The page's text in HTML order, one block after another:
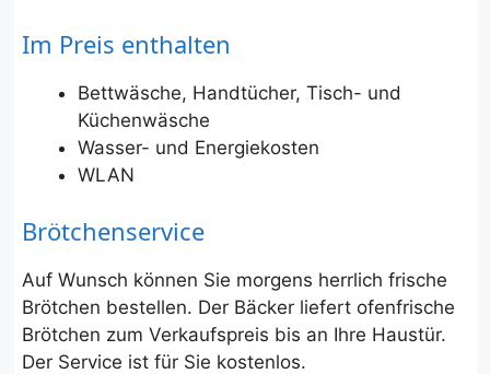
Im Preis enthalten
Bettwäsche, Handtücher, Tisch- und
Küchenwäsche
Wasser- und Energiekosten
WLAN
Brötchenservice
Auf Wunsch können Sie morgens herrlich frische
Brötchen bestellen. Der Bäcker liefert ofenfrische
Brötchen zum Verkaufspreis bis an Ihre Haustür.
Der Service ist für Sie kostenlos.